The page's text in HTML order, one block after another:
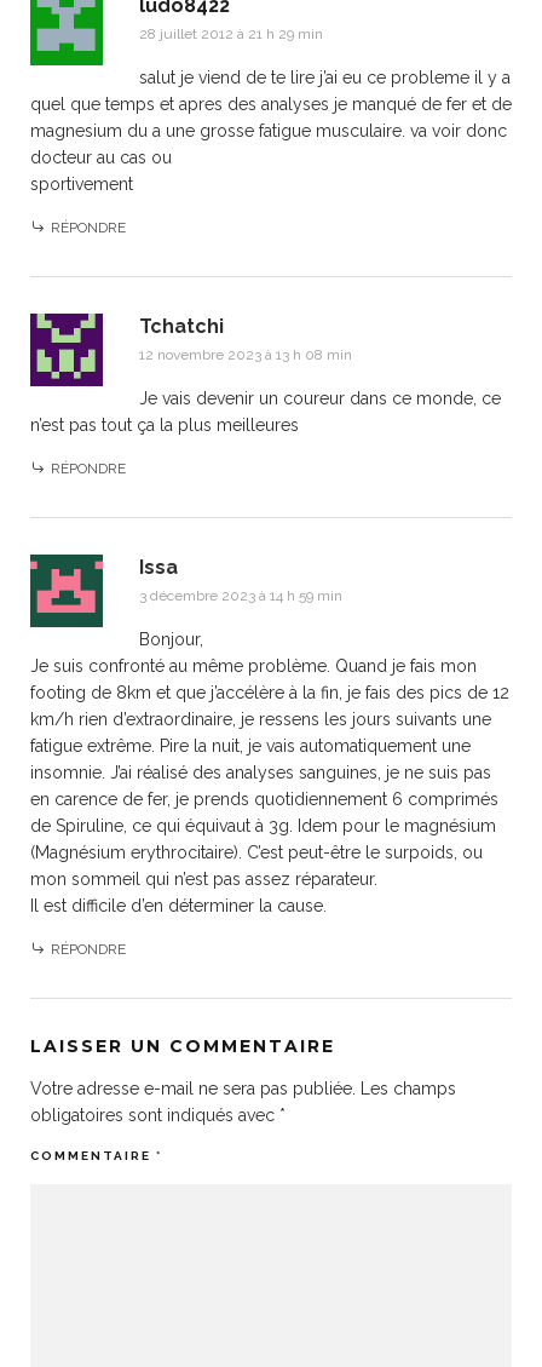
ludo8422
28 juillet 2012 à 21 h 29 min
salut je viend de te lire j’ai eu ce probleme il y a
quel que temps et apres des analyses je manqué de fer et de
magnesium du a une grosse fatigue musculaire. va voir donc
docteur au cas ou
sportivement
RÉPONDRE
Tchatchi
12 novembre 2023 à 13 h 08 min
Je vais devenir un coureur dans ce monde, ce
n’est pas tout ça la plus meilleures
RÉPONDRE
Issa
3 décembre 2023 à 14 h 59 min
Bonjour,
Je suis confronté au même problème. Quand je fais mon
footing de 8km et que j’accélère à la fin, je fais des pics de 12
km/h rien d’extraordinaire, je ressens les jours suivants une
fatigue extrême. Pire la nuit, je vais automatiquement une
insomnie. J’ai réalisé des analyses sanguines, je ne suis pas
en carence de fer, je prends quotidiennement 6 comprimés
de Spiruline, ce qui équivaut à 3g. Idem pour le magnésium
(Magnésium erythrocitaire). C’est peut-être le surpoids, ou
mon sommeil qui n’est pas assez réparateur.
Il est difficile d’en déterminer la cause.
RÉPONDRE
LAISSER UN COMMENTAIRE
Votre adresse e-mail ne sera pas publiée.
Les champs
obligatoires sont indiqués avec *
COMMENTAIRE *